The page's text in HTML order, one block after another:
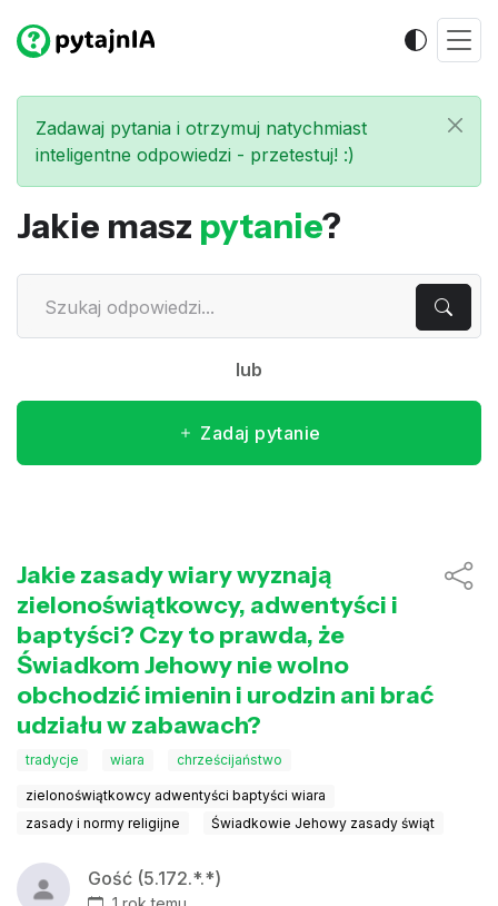
Zadawaj pytania i otrzymuj natychmiast
inteligentne odpowiedzi - przetestuj! :)
Jakie masz pytanie?
lub
Zadaj pytanie
Jakie zasady wiary wyznają
zielonoświątkowcy, adwentyści i
baptyści? Czy to prawda, że
Świadkom Jehowy nie wolno
obchodzić imienin i urodzin ani brać
udziału w zabawach?
tradycje wiara chrześcijaństwo
zielonoświątkowcy adwentyści baptyści wiara
zasady i normy religijne
Świadkowie Jehowy zasady świąt
Gość (5.172.*.*)